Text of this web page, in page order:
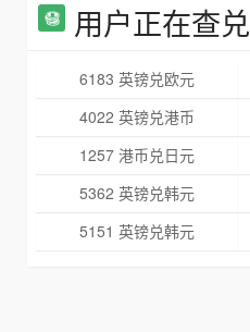
用户正在查兑
6183 英镑兑欧元
4022 英镑兑港币
1257 港币兑日元
5362 英镑兑韩元
5151 英镑兑韩元